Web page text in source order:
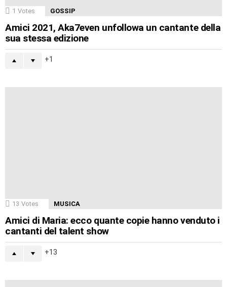
1 Votes GOSSIP
Amici 2021, Aka7even unfollowa un cantante della
sua stessa edizione
1
13 Votes MUSICA
Amici di Maria: ecco quante copie hanno venduto i
cantanti del talent show
13